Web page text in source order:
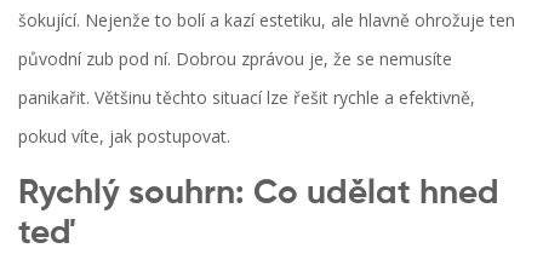
šokující. Nejenže to bolí a kazí estetiku, ale hlavně ohrožuje ten
původní zub pod ní. Dobrou zprávou je, že se nemusíte
panikařit. Většinu těchto situací lze řešit rychle a efektivně,
pokud víte, jak postupovat.
Rychlý souhrn: Co udělat hned
teď